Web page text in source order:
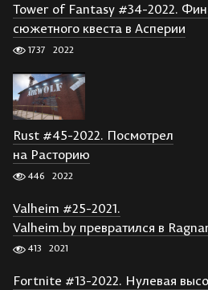
Tower of Fantasy #34-2022.
сюжетного квеста в Асперии
1737 2022
Rust #45-2022. Посмотрел
на Расторию
446 2022
Valheim #25-2021.
Valheim.by превратился в
413 2021
Fortnite #13-2022. Нулевая